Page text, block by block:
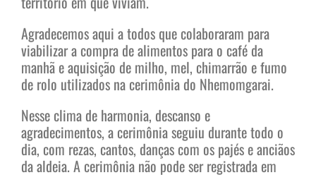
Agradecemos aqui a todos que colaboraram para
viabilizar a compra de alimentos para o café da
manhã e aquisição de milho, mel, chimarrão e fumo
de rolo utilizados na cerimônia do Nhemomgarai.
Nesse clima de harmonia, descanso e
agradecimentos, a cerimônia seguiu durante todo o
dia, com rezas, cantos, danças com os pajés e anciãos
da aldeia. A cerimônia não pode ser registrada em